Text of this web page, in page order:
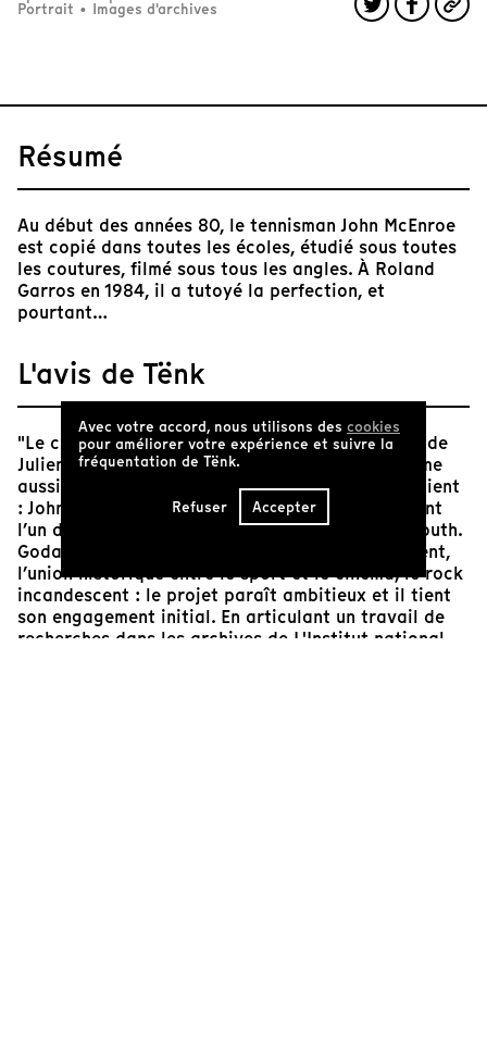
Portrait • Images d'archives
Résumé
Au début des années 80, le tennisman John McEnroe
est copié dans toutes les écoles, étudié sous toutes
les coutures, filmé sous tous les angles. À Roland
Garros en 1984, il a tutoyé la perfection, et
pourtant…
L'avis de Tënk
"Le cinéma ment, pas le sport". D’emblée, le film de
Julien Faraut indique son programme, qu’il résume
aussi avec l’un des plus beaux génériques qui soient
: John McEnroe en plein effort, au ralenti, activant
l’un des hymnes les plus incendiaires de Sonic Youth.
Godard, McEnroe, la décomposition du mouvement,
l’union historique entre le sport et le cinéma, le rock
incandescent : le projet paraît ambitieux et il tient
son engagement initial. En articulant un travail de
recherches dans les archives de L'Institut national
Avec votre accord, nous utilisons des cookies
pour améliorer votre expérience et suivre la
fréquentation de Tënk.
Refuser Accepter